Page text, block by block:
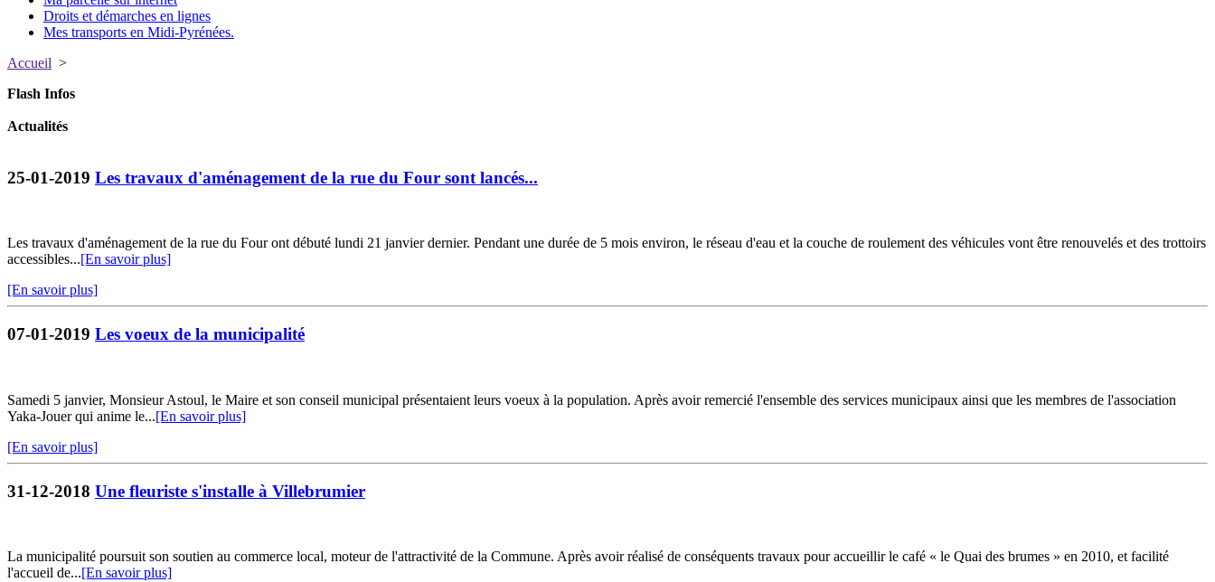
Droits et démarches en lignes
Mes transports en Midi-Pyrénées.
Accueil >
Flash Infos
Actualités
25-01-2019 Les travaux d'aménagement de la rue du Four sont lancés...
Les travaux d'aménagement de la rue du Four ont débuté lundi 21 janvier dernier. Pendant une durée de 5 mois environ, le réseau d'eau et la couche de roulement des véhicules vont être renouvelés et des trottoirs
accessibles...[En savoir plus]
[En savoir plus]
07-01-2019 Les voeux de la municipalité
Samedi 5 janvier, Monsieur Astoul, le Maire et son conseil municipal présentaient leurs voeux à la population. Après avoir remercié l'ensemble des services municipaux ainsi que les membres de l'association
Yaka-Jouer qui anime le...[En savoir plus]
[En savoir plus]
31-12-2018 Une fleuriste s'installe à Villebrumier
La municipalité poursuit son soutien au commerce local, moteur de l'attractivité de la Commune. Après avoir réalisé de conséquents travaux pour accueillir le café « le Quai des brumes » en 2010, et facilité
l'accueil de...[En savoir plus]